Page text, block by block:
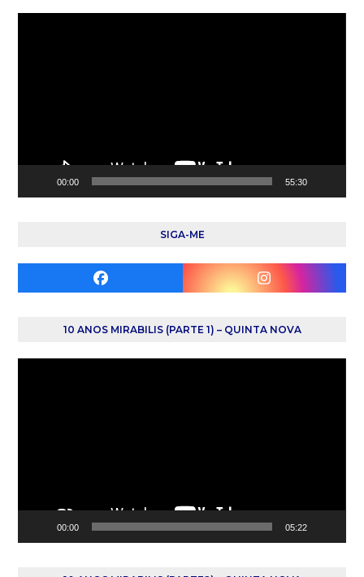
00:00 55:30
SIGA-ME
Facebook Instagram
10 ANOS MIRABILIS (PARTE 1) – QUINTA NOVA
00:00 05:22